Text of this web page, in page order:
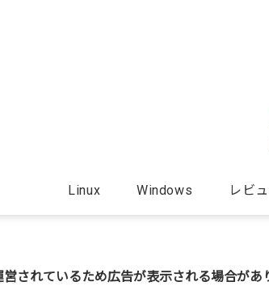
Linux Windows レビ
されているため広告が表示される場合があ